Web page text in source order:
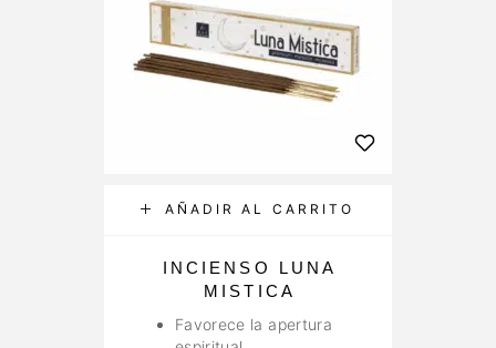
AÑADIR AL CARRITO
INCIENSO LUNA
MISTICA
Favorece la apertura